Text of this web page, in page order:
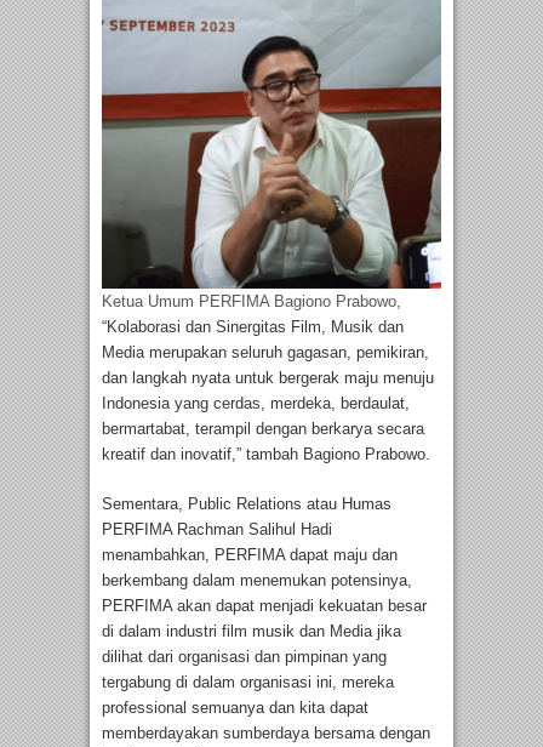
Ketua Umum PERFIMA Bagiono Prabowo,
“Kolaborasi dan Sinergitas Film, Musik dan
Media merupakan seluruh gagasan, pemikiran,
dan langkah nyata untuk bergerak maju menuju
Indonesia yang cerdas, merdeka, berdaulat,
bermartabat, terampil dengan berkarya secara
kreatif dan inovatif,” tambah Bagiono Prabowo.
Sementara, Public Relations atau Humas
PERFIMA Rachman Salihul Hadi
menambahkan, PERFIMA dapat maju dan
berkembang dalam menemukan potensinya,
PERFIMA akan dapat menjadi kekuatan besar
di dalam industri film musik dan Media jika
dilihat dari organisasi dan pimpinan yang
tergabung di dalam organisasi ini, mereka
professional semuanya dan kita dapat
memberdayakan sumberdaya bersama dengan